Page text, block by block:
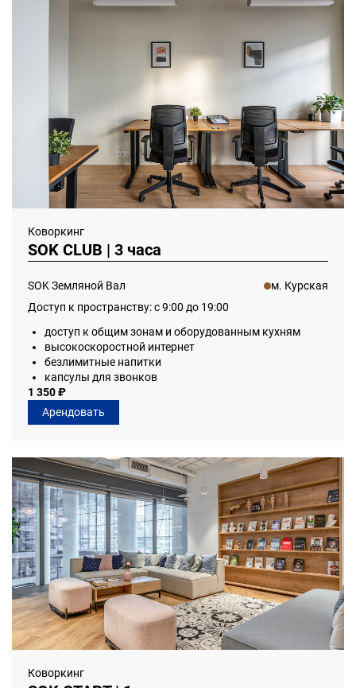
Коворкинг
SOK CLUB | 3 часа
SOK Земляной Вал
м. Курская
Доступ к пространству: с 9:00 до 19:00
доступ к общим зонам и оборудованным кухням
высокоскоростной интернет
безлимитные напитки
капсулы для звонков
1 350 ₽
Арендовать
Коворкинг